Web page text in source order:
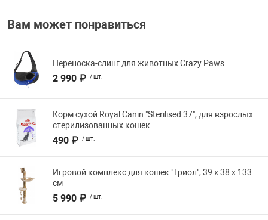
Вам может понравиться
Переноска-слинг для животных Crazy Paws
2 990 ₽ / шт.
Корм сухой Royal Canin "Sterilised 37", для взрослых
стерилизованных кошек
490 ₽ / шт.
Игровой комплекс для кошек "Триол", 39 х 38 х 133
см
5 990 ₽ / шт.